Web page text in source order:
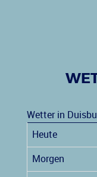
Wetter in
Heute
Morgen